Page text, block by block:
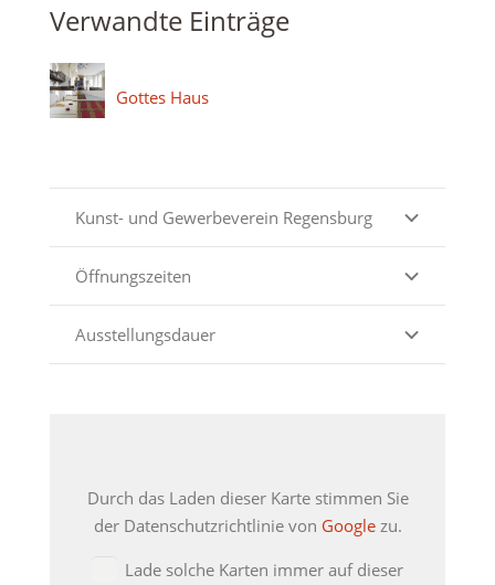
Verwandte Einträge
Gottes Haus
Kunst- und Gewerbeverein Regensburg
Öffnungszeiten
Ausstellungsdauer
Durch das Laden dieser Karte stimmen Sie
der Datenschutzrichtlinie von Googlezu.
Lade solche Karten immer auf dieser